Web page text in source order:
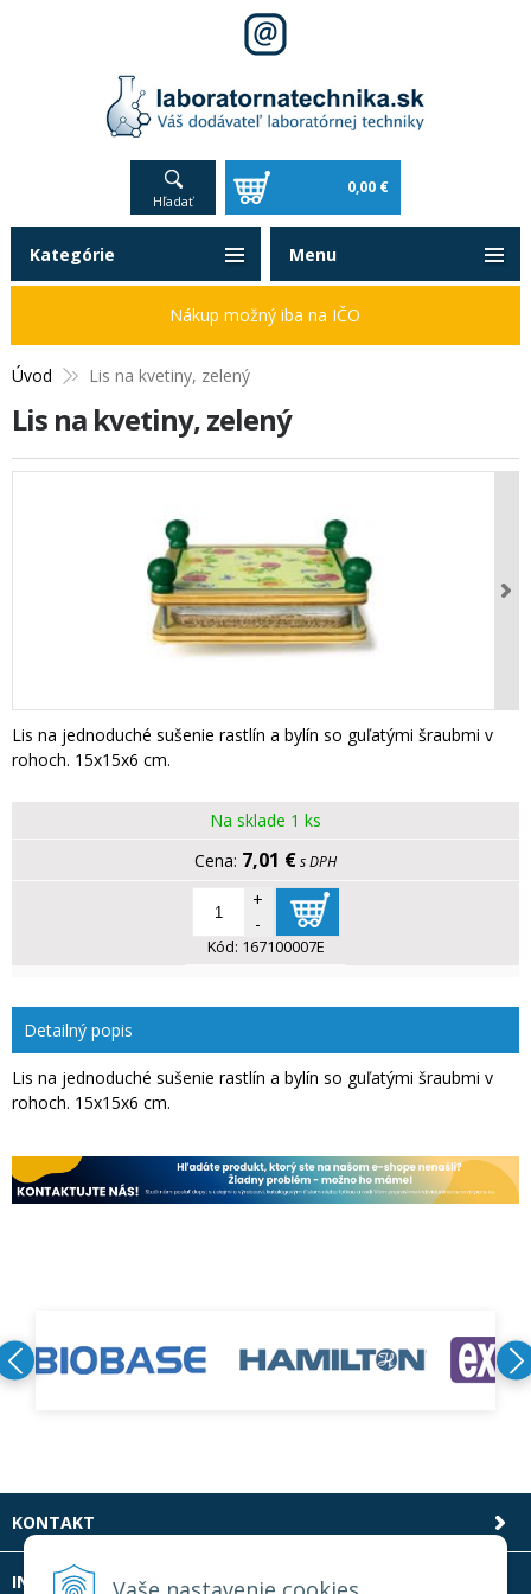
Hľadať
0,00 €
Úvod Lis na kvetiny, zelený
Lis na kvetiny, zelený
Lis na jednoduché sušenie rastlín a bylín so guľatými šraubmi v
rohoch. 15x15x6 cm.
Na sklade 1 ks
7,01 €s DPH
+
-
Kód: 167100007E
Detailný popis
Lis na jednoduché sušenie rastlín a bylín so guľatými šraubmi v
rohoch. 15x15x6 cm.
Kategórie
Nákup možný iba na IČO
Menu
KONTAKT
INFOLINKA